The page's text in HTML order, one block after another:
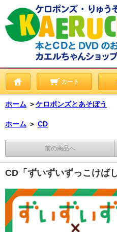
カート
ホーム ＞ケロポンズとあそぼう
ホーム ＞ CD
前の商品へ
CD「ずいずいずっこけば